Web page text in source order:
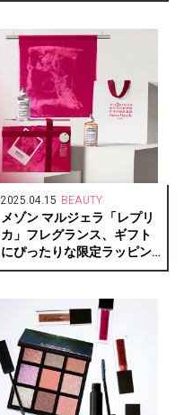
2025.04.15 BEAUTY
メゾン マルジェラ「レプリ
カ」フレグランス、ギフト
にぴったりな限定ラッピン
グが登場